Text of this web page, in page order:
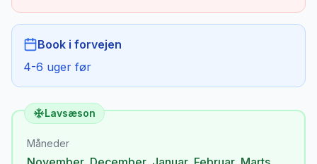
Book i forvejen
4-6 uger før
Lavsæson
Måneder